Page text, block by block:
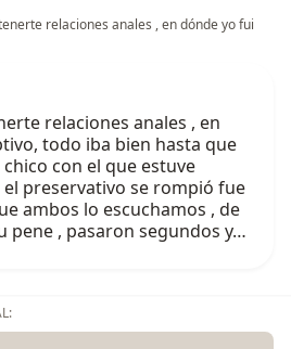
relaciones anales , en dónde yo fui
relaciones anales , en
todo iba bien hasta que
con el que estuve
preservativo se rompió fue
ambos lo escuchamos , de
pene , pasaron segundos y…